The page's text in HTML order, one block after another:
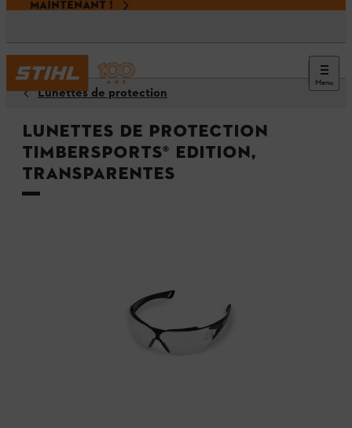
MAINTENANT !
Menu
Lunettes de protection
Lunettes de protection
TIMBERSPORTS® Edition,
transparentes